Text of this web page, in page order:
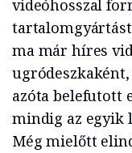
videóhosszal
ma már híres
azóta belefutott
mindig az egyik
Még mielőtt